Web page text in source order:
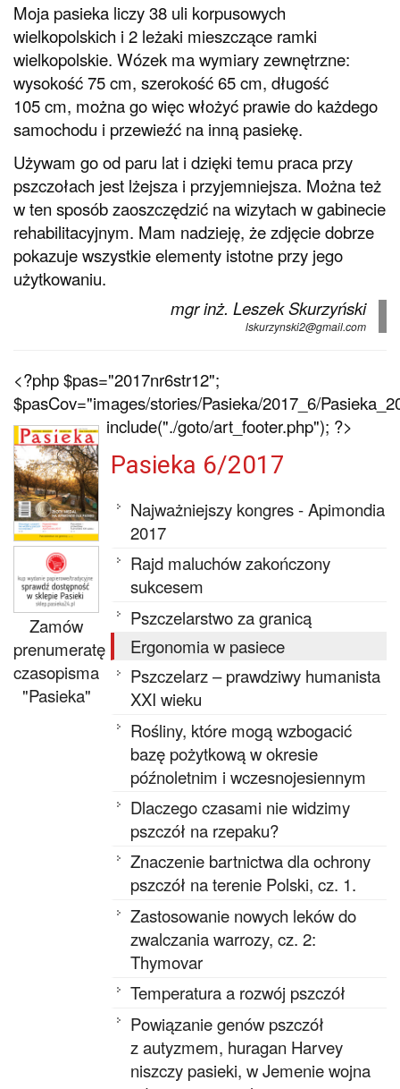
Moja pasieka liczy 38 uli korpusowych
wielkopolskich i 2 leżaki mieszczące ramki
wielkopolskie. Wózek ma wymiary zewnętrzne:
wysokość 75 cm, szerokość 65 cm, długość
105 cm, można go więc włożyć prawie do każdego
samochodu i przewieźć na inną pasiekę.
Używam go od paru lat i dzięki temu praca przy
pszczołach jest lżejsza i przyjemniejsza. Można też
w ten sposób zaoszczędzić na wizytach w gabinecie
rehabilitacyjnym. Mam nadzieję, że zdjęcie dobrze
pokazuje wszystkie elementy istotne przy jego
użytkowaniu.
mgr inż. Leszek Skurzyński
lskurzynski2@gmail.com
<?php $pas="2017nr6str12";
$pasCov="images/stories/Pasieka/2017_6/
include("./goto/art_footer.php"); ?>
Zamów
prenumeratę
czasopisma
"Pasieka"
Pasieka 6/2017
Najważniejszy kongres - Apimondia
2017
Rajd maluchów zakończony
sukcesem
Pszczelarstwo za granicą
Ergonomia w pasiece
Pszczelarz – prawdziwy humanista
XXI wieku
Rośliny, które mogą wzbogacić
bazę pożytkową w okresie
późnoletnim i wczesnojesiennym
Dlaczego czasami nie widzimy
pszczół na rzepaku?
Znaczenie bartnictwa dla ochrony
pszczół na terenie Polski, cz. 1.
Zastosowanie nowych leków do
zwalczania warrozy, cz. 2:
Thymovar
Temperatura a rozwój pszczół
Powiązanie genów pszczół
z autyzmem, huragan Harvey
niszczy pasieki, w Jemenie wojna